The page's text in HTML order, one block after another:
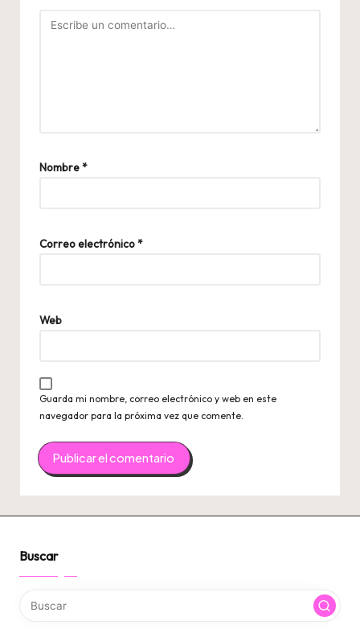
Nombre*
Correo electrónico*
Web
Guarda mi nombre, correo electrónico y web en este
navegador para la próxima vez que comente.
Buscar